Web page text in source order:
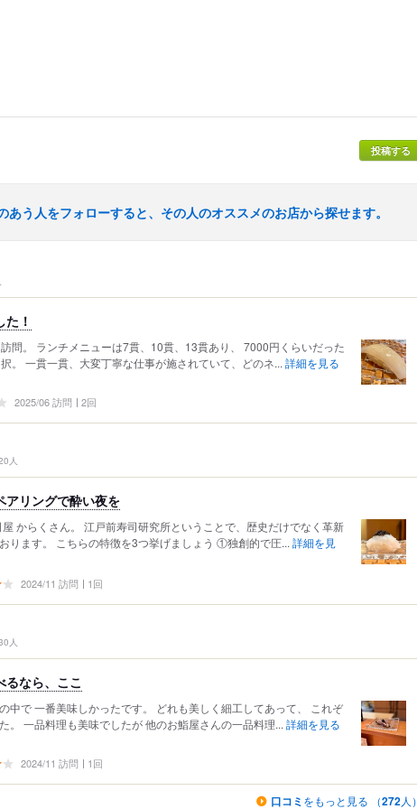
投稿する
あう人をフォローすると、その人のオススメのお店から探せます。
！
問。 ランチメニューは7貫、10貫、13貫あり、 7000円くらいだった
。 一貫一貫、大変丁寧な仕事が施されていて、どのネ... 詳細を見る
2025/06 訪問 2回
人
アリングで酔い夜を
からくさん。 江戸前寿司研究所ということで、歴史だけでなく革新
ります。 こちらの特徴を3つ挙げましょう ①独創的で圧... 詳細を見
2024/11 訪問 1回
人
るなら、ここ
中で 一番美味しかったです。 どれも美しく細工してあって、 これぞ
。 一品料理も美味でしたが 他のお鮨屋さんの一品料理... 詳細を見る
2024/11 訪問 1回
口コミ をもっと見る （272人）